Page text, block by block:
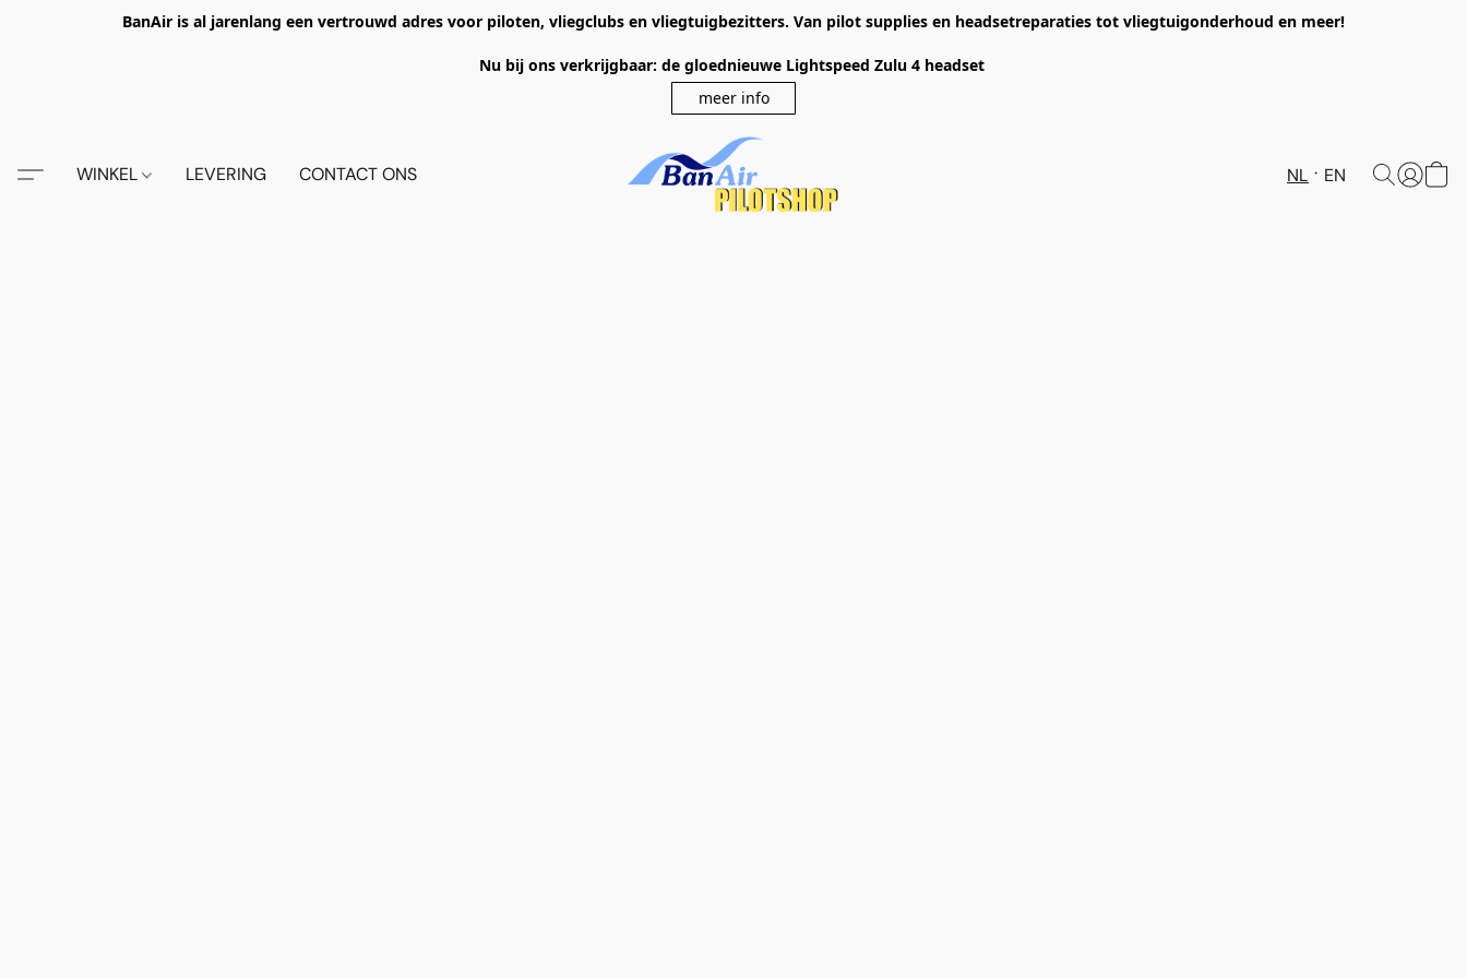
BanAir is al jarenlang een vertrouwd adres voor piloten, vliegclubs en vliegtuigbezitters. Van pilot supplies en headsetreparaties tot vliegtuigonderhoud en meer!
Nu bij ons verkrijgbaar: de gloednieuwe Lightspeed Zulu 4 headset
meer info
WINKEL LEVERING CONTACT ONS NL EN